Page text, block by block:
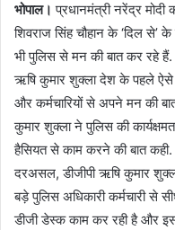
भोपाल।प्रधानमंत्री नरेंद्र
शिवराज सिंह चौहान के ‘दिल से’
भी पुलिस से मन की बात कर रहे हैं.
ऋषि कुमार शुक्ला देश के पहले ऐसे
और कर्मचारियों से अपने मन की
कुमार शुक्ला ने पुलिस की
हैसियत से काम करने की बात कही.
दरअसल, डीजीपी ऋषि कुमार
बड़े पुलिस अधिकारी कर्मचारी से
डीजी डेस्क काम कर रही है और